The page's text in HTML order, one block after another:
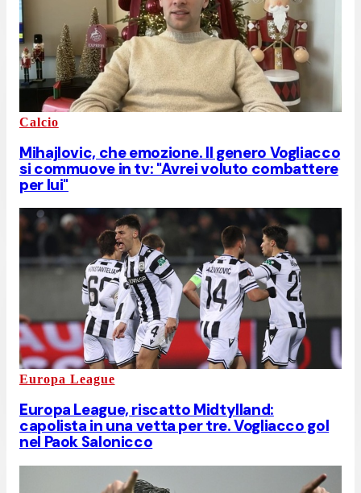
Calcio
Mihajlovic, che emozione. Il genero Vogliacco
si commuove in tv: "Avrei voluto combattere
per lui"
Europa League
Europa League, riscatto Midtylland:
capolista in una vetta per tre. Vogliacco gol
nel Paok Salonicco